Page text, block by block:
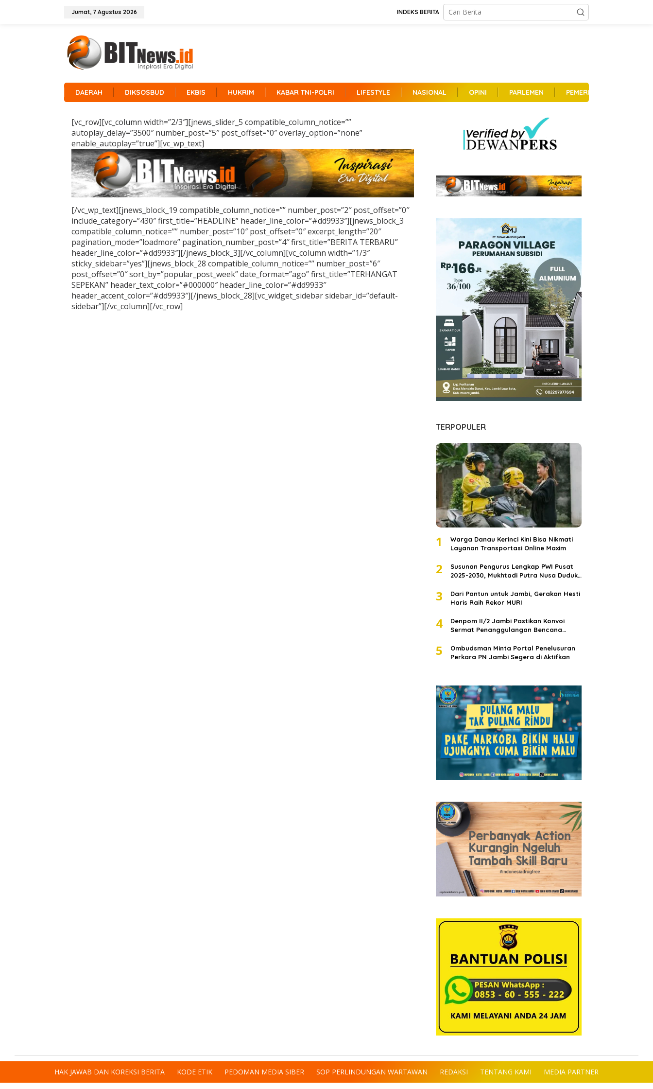
Jumat, 7 Agustus 2026 INDEKS BERITA
DAERAH DIKSOSBUD EKBIS HUKRIM KABAR TNI-POLRI LIFESTYLE NASIONAL OPINI PARLEMEN PEMERINTAHAN
F
E
B
R
U
A
R
I
2
0
O
L
E
M
A
T
E
R
[vc_row][vc_column width=”2/3″][jnews_slider_5 compatible_column_notice=””
autoplay_delay=”3500″ number_post=”5″ post_offset=”0″ overlay_option=”none”
enable_autoplay=”true”][vc_wp_text]
[/vc_wp_text][jnews_block_19 compatible_column_notice=”” number_post=”2″ post_offset=”0″
include_category=”430″ first_title=”HEADLINE” header_line_color=”#dd9933″][jnews_block_3
compatible_column_notice=”” number_post=”10″ post_offset=”0″ excerpt_length=”20″
pagination_mode=”loadmore” pagination_number_post=”4″ first_title=”BERITA TERBARU”
header_line_color=”#dd9933″][/jnews_block_3][/vc_column][vc_column width=”1/3″
sticky_sidebar=”yes”][jnews_block_28 compatible_column_notice=”” number_post=”6″
post_offset=”0″ sort_by=”popular_post_week” date_format=”ago” first_title=”TERHANGAT
SEPEKAN” header_text_color=”#000000″ header_line_color=”#dd9933″
header_accent_color=”#dd9933″][/jnews_block_28][vc_widget_sidebar sidebar_id=”default-
sidebar”][/vc_column][/vc_row]
TERPOPULER
1
Warga Danau Kerinci Kini Bisa Nikmati
Layanan Transportasi Online Maxim
2
Susunan Pengurus Lengkap PWI Pusat
2025-2030, Mukhtadi Putra Nusa Duduki
3
Dari Pantun untuk Jambi, Gerakan Hesti
Haris Raih Rekor MURI
4
Denpom II/2 Jambi Pastikan Konvoi
Sermat Penanggulangan Bencana
5
Ombudsman Minta Portal Penelusuran
Perkara PN Jambi Segera di Aktifkan
HAK JAWAB DAN KOREKSI BERITA KODE ETIK PEDOMAN MEDIA SIBER SOP PERLINDUNGAN WARTAWAN REDAKSI TENTANG KAMI MEDIA PARTNER